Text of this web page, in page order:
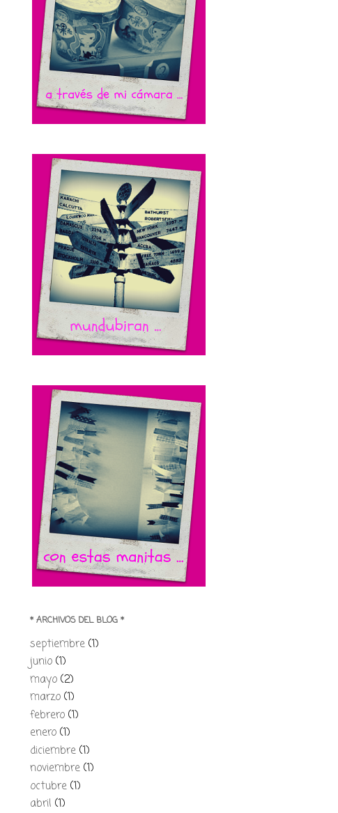
* ARCHIVOS DEL BLOG *
septiembre (1)
junio (1)
mayo (2)
marzo (1)
febrero (1)
enero (1)
diciembre (1)
noviembre (1)
octubre (1)
abril (1)